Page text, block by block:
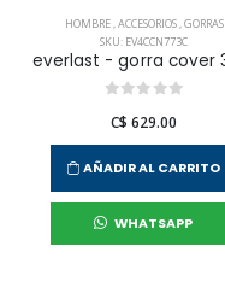
HOMBRE,ACCESORIOS,GORRAS
SKU: EV4CCN773C
C$ 629.00
AÑADIR AL CARRITO
WHATSAPP